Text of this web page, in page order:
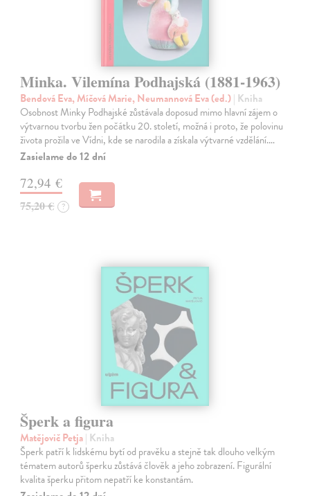
Minka. Vilemína Podhajská (1881-1963)
Bendová Eva, Míčová Marie, Neumannová Eva (ed.)| Kniha
Osobnost Minky Podhajské zůstávala doposud mimo hlavní zájem o
výtvarnou tvorbu žen počátku 20. století, možná i proto, že polovinu
života prožila ve Vídni, kde se narodila a získala výtvarné vzdělání.…
Zasielame do 12 dní
72,94 €
75,20 € ?
Šperk a figura
Matějovič Petja| Kniha
Šperk patří k lidskému bytí od pravěku a stejně tak dlouho velkým
tématem autorů šperku zůstává člověk a jeho zobrazení. Figurální
kvalita šperku přitom nepatří ke konstantám.